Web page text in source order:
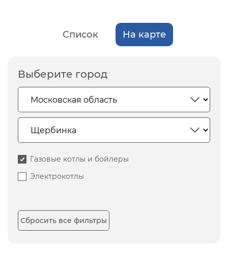
Список На карте
Выберите город
Газовые котлы и бойлеры
Электрокотлы
Сбросить все фильтры